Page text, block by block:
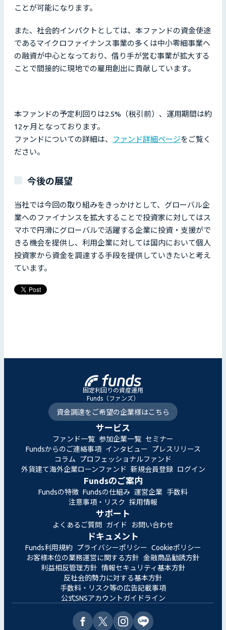
ことが可能になります。
また、社会的インパクトとしては、本ファンドの資金使途
であるマイクロファイナンス事業の多くは中小零細事業へ
の融資が中心となっており、借り手が営む事業が拡大する
ことで間接的に現地での雇用創出に貢献しています。
本ファンドの予定利回りは2.5%（税引前）、運用期間は約
12ヶ月となっております。
ファンドについての詳細は、
ファンド詳細ページをご覧く
ださい。
今後の展望
当社では今回の取り組みをきっかけとして、グローバル企
業へのファイナンスを拡大することで投資家に対してはス
マホで円滑にグローバルで活躍する企業に投資・支援がで
きる機会を提供し、利用企業に対しては国内において個人
投資家から資金を調達する手段を提供していきたいと考え
ています。
固定利回りの資産運用
Funds（ファンズ）
資金調達をご希望の企業様はこちら
サービス
ファンド一覧 参加企業一覧 セミナー
Fundsからのご連絡事項 インタビュー
プレスリリース
コラム
プロフェッショナルファンド
外貨建て海外企業ローンファンド 新規会員登録 ログイン
Fundsのご案内
Fundsの特徴 Fundsの仕組み 運営企業 手数料
注意事項・リスク
採用情報
サポート
よくあるご質問 ガイド お問い合わせ
ドキュメント
Funds利用規約 プライバシーポリシー Cookieポリシー
お客様本位の業務運営に関する方針 金融商品勧誘方針
利益相反管理方針 情報セキュリティ基本方針
反社会的勢力に対する基本方針
手数料・リスク等の広告記載事項
公式SNSアカウントガイドライン